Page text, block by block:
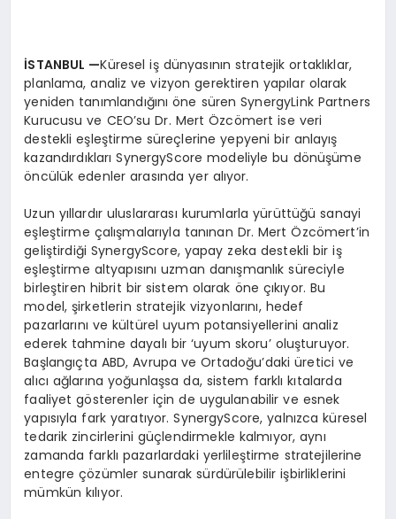
İSTANBUL —Küresel iş dünyasının stratejik ortaklıklar,
planlama, analiz ve vizyon gerektiren yapılar olarak
yeniden tanımlandığını öne süren SynergyLink Partners
Kurucusu ve CEO’su Dr. Mert Özcömert ise veri
destekli eşleştirme süreçlerine yepyeni bir anlayış
kazandırdıkları SynergyScore modeliyle bu dönüşüme
öncülük edenler arasında yer alıyor.
Uzun yıllardır uluslararası kurumlarla yürüttüğü sanayi
eşleştirme çalışmalarıyla tanınan Dr. Mert Özcömert’in
geliştirdiği SynergyScore, yapay zeka destekli bir iş
eşleştirme altyapısını uzman danışmanlık süreciyle
birleştiren hibrit bir sistem olarak öne çıkıyor. Bu
model, şirketlerin stratejik vizyonlarını, hedef
pazarlarını ve kültürel uyum potansiyellerini analiz
ederek tahmine dayalı bir ‘uyum skoru’ oluşturuyor.
Başlangıçta ABD, Avrupa ve Ortadoğu’daki üretici ve
alıcı ağlarına yoğunlaşsa da, sistem farklı kıtalarda
faaliyet gösterenler için de uygulanabilir ve esnek
yapısıyla fark yaratıyor. SynergyScore, yalnızca küresel
tedarik zincirlerini güçlendirmekle kalmıyor, aynı
zamanda farklı pazarlardaki yerlileştirme stratejilerine
entegre çözümler sunarak sürdürülebilir işbirliklerini
mümkün kılıyor.